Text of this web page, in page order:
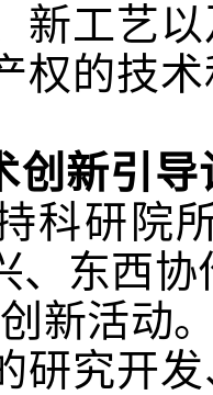
新工艺
权的技
创新引
科研院
、东西
新活动
研究开